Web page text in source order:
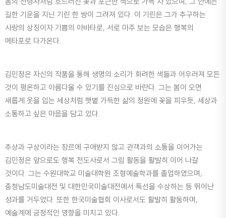
길한 기운을 지닌 기린 한 쌍이 그려져 있다. 이 기린은 그가 추구하는
사랑의 상징이자 기쁨의 아바타로, 서로 마주 보는 모습은 행복의
메타포로 다가온다.
김민정은 자신의 작품을 통해 생명의 소리가 화려한 색들과 어우러져 모든
것이 평온하고 아름다울 수 있기를 진심으로 바란다. 그는 봄이 오면
새롭게 옷을 입는 세상처럼 햇볕 가득한 삶의 정원에 꽃을 피우듯, 세상과
소통하고 싶은 마음을 담고 있다.
추상과 구상이라는 장르에 구애받지 않고 관객과의 소통을 이어가는
김민정은 앞으로도 행복 전도사로서 그림 활동을 활발히 이어 나갈
것이다. 그는 수원대학교 미술대학원 조형예술학과를 졸업하였으며,
충청남도미술대전 및 대한민국미술대전에서 특선을 수상하는 등 뛰어난
성과를 거두었다. 또한 한국미술협회 이사로서도 활발히 활동하며,
예술계에 긍정적인 영향을 미치고 있다.